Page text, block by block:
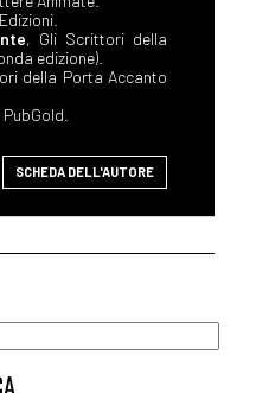
, Gli Scrittori della
edizione).
della Porta Accanto
PubGold.
SCHEDA DELL'AUTORE